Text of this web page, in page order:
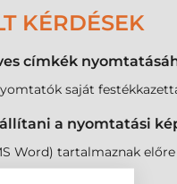
KÉRDÉSEK
címkék
saját
a nyomtatási
Word) tartalmaznak